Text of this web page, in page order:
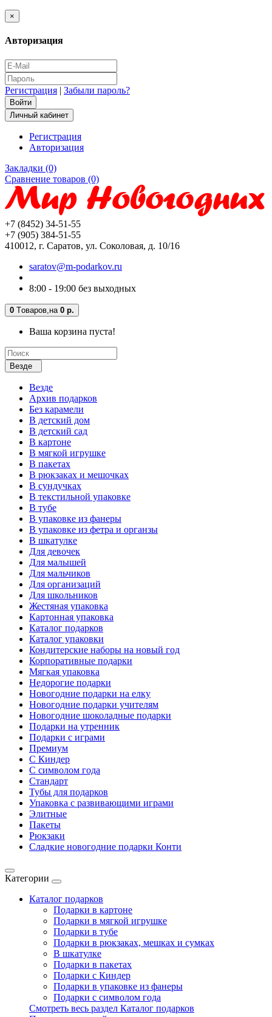
×
Авторизация
Регистрация | Забыли пароль?
Личный кабинет
Регистрация
Авторизация
Закладки (0)
Сравнение товаров (0)
+7 (8452) 34-51-55
+7 (905) 384-51-55
410012, г. Саратов, ул. Соколовая, д. 10/16
saratov@m-podarkov.ru
8:00 - 19:00 без выходных
0 Tоваров, на 0 р.
Ваша корзина пуста!
Везде
Везде
Архив подарков
Без карамели
В детский дом
В детский сад
В картоне
В мягкой игрушке
В пакетах
В рюкзаках и мешочках
В сундучках
В текстильной упаковке
В тубе
В упаковке из фанеры
В упаковке из фетра и органзы
В шкатулке
Для девочек
Для малышей
Для мальчиков
Для организаций
Для школьников
Жестяная упаковка
Картонная упаковка
Каталог подарков
Каталог упаковки
Кондитерские наборы на новый год
Корпоративные подарки
Мягкая упаковка
Недорогие подарки
Новогодние подарки на елку
Новогодние подарки учителям
Новогодние шоколадные подарки
Подарки на утренник
Подарки с играми
Премиум
С Киндер
С символом года
Стандарт
Тубы для подарков
Упаковка с развивающими играми
Элитные
Пакеты
Рюкзаки
Сладкие новогодние подарки Конти
Категории
Каталог подарков
Подарки в картоне
Подарки в мягкой игрушке
Подарки в тубе
Подарки в рюкзаках, мешках и сумках
В шкатулке
Подарки в пакетах
Подарки с Киндер
Подарки в упаковке из фанеры
Подарки с символом года
Смотреть весь раздел Каталог подарков